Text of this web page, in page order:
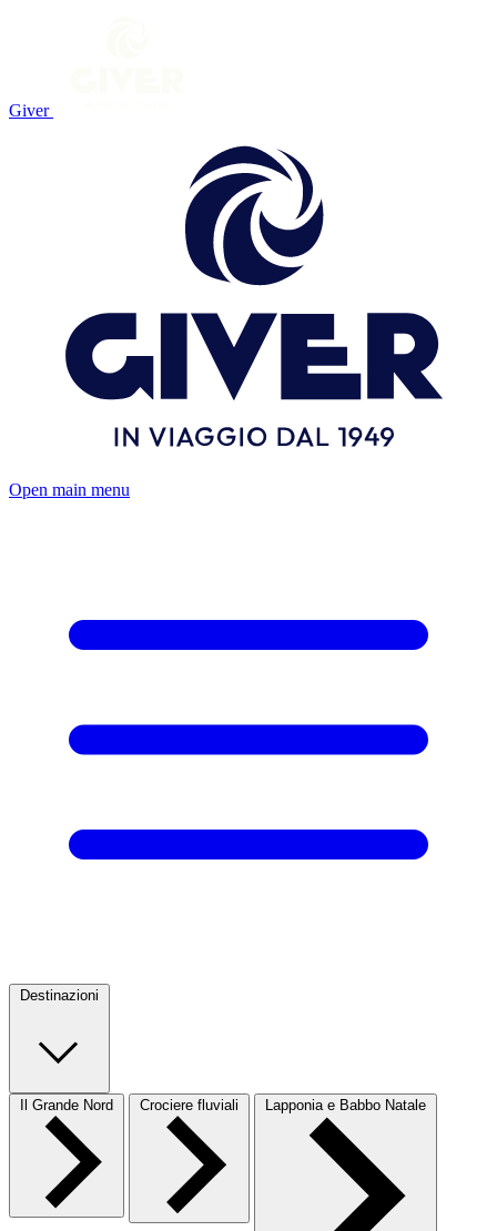
Giver
Open main menu
Destinazioni
Il Grande Nord Crociere fluviali Lapponia e Babbo Natale